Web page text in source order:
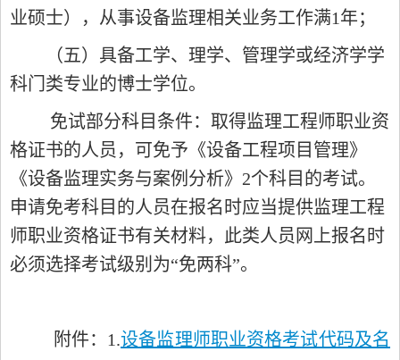
业硕士），从事设备监理相关业务工作满1年；
（五）具备工学、理学、管理学或经济学学
科门类专业的博士学位。
免试部分科目条件：取得监理工程师职业资
格证书的人员，可免予《设备工程项目管理》
《设备监理实务与案例分析》2个科目的考试。
申请免考科目的人员在报名时应当提供监理工程
师职业资格证书有关材料，此类人员网上报名时
必须选择考试级别为“免两科”。
附件：1.设备监理师职业资格考试代码及名